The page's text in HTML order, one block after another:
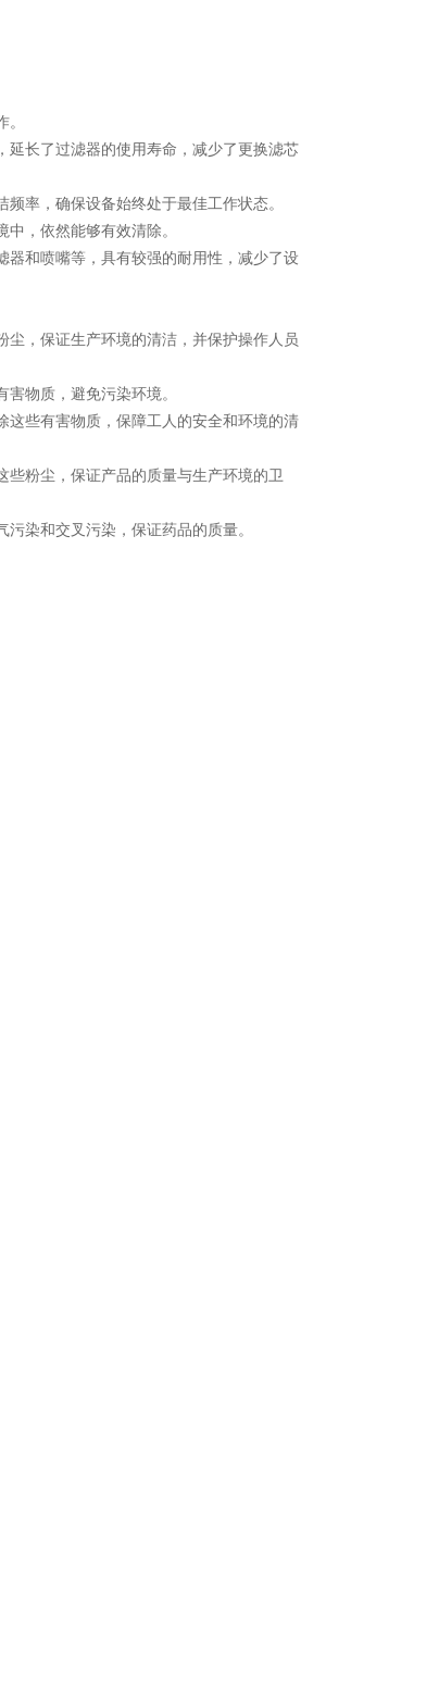
长了过滤器的使用寿命，减少了更换滤芯
率，确保设备始终处于最佳工作状态。
，依然能够有效清除。
和喷嘴等，具有较强的耐用性，减少了设
，保证生产环境的清洁，并保护操作人员
物质，避免污染环境。
些有害物质，保障工人的安全和环境的清
粉尘，保证产品的质量与生产环境的卫
染和交叉污染，保证药品的质量。